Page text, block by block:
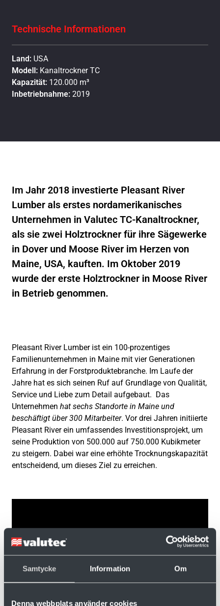
Samtycke Information Om
Denna webbplats använder cookies
Technische Informationen
Land: USA
Modell: Kanaltrockner TC
Kapazität: 120.000 m³
Inbetriebnahme: 2019
Im Jahr 2018 investierte Pleasant River
Lumber als erstes nordamerikanisches
Unternehmen in Valutec TC-Kanaltrockner,
als sie zwei Holztrockner für ihre Sägewerke
in Dover und Moose River im Herzen von
Maine, USA, kauften. Im Oktober 2019
wurde der erste Holztrockner in Moose River
in Betrieb genommen.
Pleasant River Lumber ist ein 100-prozentiges
Familienunternehmen in Maine mit vier Generationen
Erfahrung in der Forstproduktebranche. Im Laufe der
Jahre hat es sich seinen Ruf auf Grundlage von Qualität,
Service und Liebe zum Detail aufgebaut. Das
Unternehmen hat sechs Standorte in Maine und
beschäftigt über 300 Mitarbeiter. Vor drei Jahren initiierte
Pleasant River ein umfassendes Investitionsprojekt, um
seine Produktion von 500.000 auf 750.000 Kubikmeter
zu steigern. Dabei war eine erhöhte Trocknungskapazität
entscheidend, um dieses Ziel zu erreichen.